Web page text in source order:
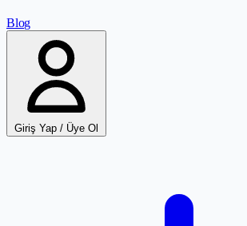
Blog
Giriş Yap / Üye Ol